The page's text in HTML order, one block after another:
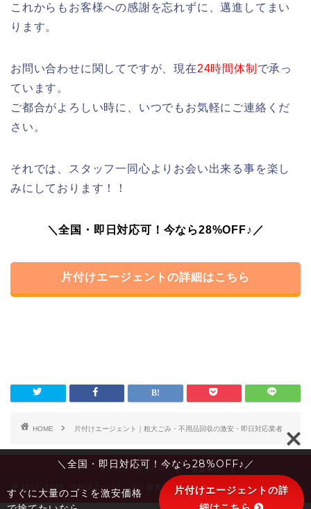
これからもお客様への感謝を忘れずに、邁進してまい
ります。
お問い合わせに関してですが、現在24時間体制 で承っ
ています。
ご都合がよろしい時に、いつでもお気軽にご連絡くだ
さい。
それでは、スタッフ一同心よりお会い出来る事を楽し
みにしております！！
＼全国・即日対応可！今なら28%OFF♪／
片付けエージェントの詳細はこちら
HOME 片付けエージェント｜粗大ごみ・不用品回収の激安・即日対応業者
プライバシーポリシー 免責事項
2017–2026 片付けエージェント｜粗大ごみ・不用品回収の激安・即日対応業者
＼全国・即日対応可！今なら28%OFF♪／
すぐに大量のゴミを激安価格
片付けエージェントの詳